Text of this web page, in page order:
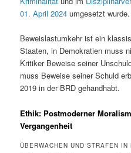
01. April 2024umgesetzt wurde.
Beweislastumkehr ist ein
Staaten, in Demokratien muss
Kritiker Beweise seiner
muss Beweise seiner Schuld
2019 in der BRD gehandhabt.
Ethik: Postmoderner
Vergangenheit
ÜBERWACHEN UND STRAFEN